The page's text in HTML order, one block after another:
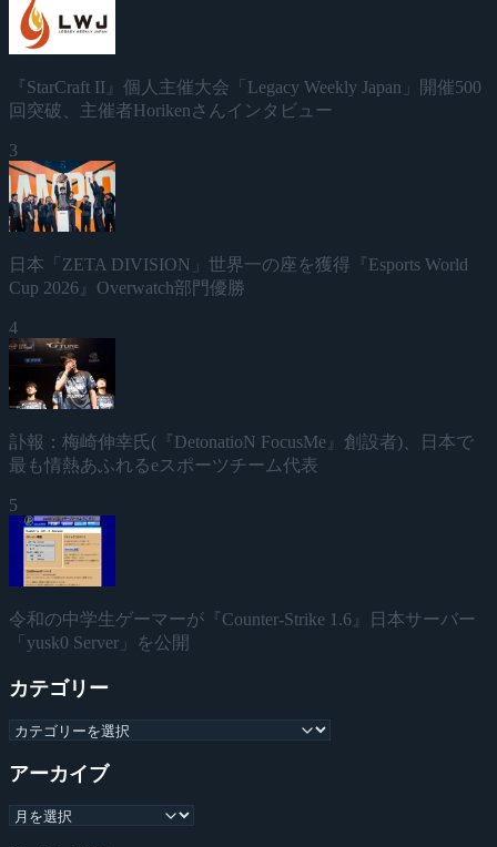
『StarCraft II』個人主催大会「Legacy Weekly Japan」開催500
回突破、主催者Horikenさんインタビュー
3
日本「ZETA DIVISION」世界一の座を獲得『Esports World
Cup 2026』Overwatch部門優勝
4
訃報：梅崎伸幸氏(『DetonatioN FocusMe』創設者)、日本で
最も情熱あふれるeスポーツチーム代表
5
令和の中学生ゲーマーが『Counter-Strike 1.6』日本サーバー
「yusk0 Server」を公開
カテゴリー
アーカイブ